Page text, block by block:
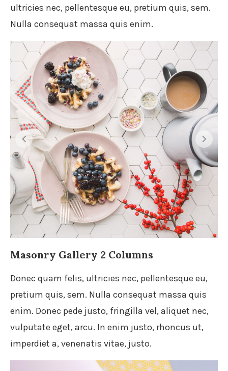
ultricies nec, pellentesque eu, pretium quis, sem.
Nulla consequat massa quis enim.
Masonry Gallery 2 Columns
Donec quam felis, ultricies nec, pellentesque eu,
pretium quis, sem. Nulla consequat massa quis
enim. Donec pede justo, fringilla vel, aliquet nec,
vulputate eget, arcu. In enim justo, rhoncus ut,
imperdiet a, venenatis vitae, justo.